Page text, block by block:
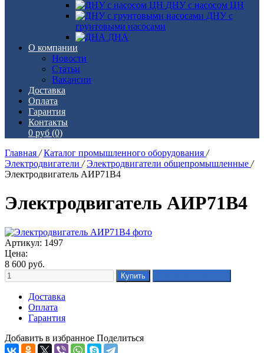
ДНУ с насосом ЦН
ДНУ с
грунтовыми насосами
ДНА
О компании
Новости
Статьи
Вакансии
Доставка
Оплата
Гарантия
Контакты
0 руб (0)
Главная / Каталог промышленного оборудования /
Электродвигатели / Электродвигатели общепромышленные /
Электродвигатель АИР71В4
Электродвигатель АИР71В4
Артикул: 1497
Цена:
8 600 руб.
Доставка
Оплата
Гарантия
Добавить в избранное Поделиться